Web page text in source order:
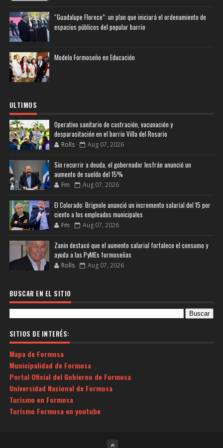
“Guadalupe Florece”: un plan que iniciará el ordenamiento de
espacios públicos del popular barrio
Modelo Formoseño en Educación
ULTIMOS
Operativo sanitario de castración, vacunación y
desparasitación en el barrio Villa del Rosario
Rolls Aug 07, 2026
Sin recurrir a deuda, el gobernador Insfrán anunció un
aumento de sueldo del 15%
Fm Aug 07, 2026
El Colorado: Brignole anunció un incremento salarial del 15 por
ciento a los empleados municipales
Fm Aug 07, 2026
Zanin destacó que el aumento salarial fortalece el consumo y
ayuda a las PyMEs formoseñas
Rolls Aug 07, 2026
BUSCAR EN EL SITIO
SITIOS DE INTERÉS:
Mapa de Formosa
Municipalidad de Formosa
Portal Oficial del Gobierno de Formosa
Universidad Nacional de Formosa
Turismo en Formosa
Turismo Formosa en youtube